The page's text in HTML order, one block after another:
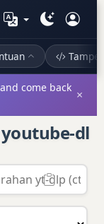
come back ×
dl